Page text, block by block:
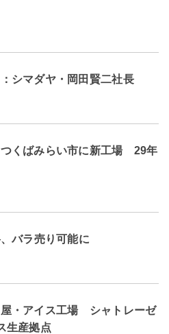
シマダヤ・岡田賢二社長
つくばみらい市に新工場 29年
バラ売り可能に
・アイス工場 シャトレーゼ
生産拠点